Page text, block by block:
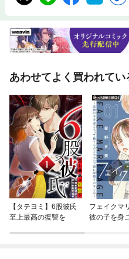
あわせてよく買われてい
【タテヨミ】6股彼氏
至上最高の復讐を
フェイクマ
彼の子を身